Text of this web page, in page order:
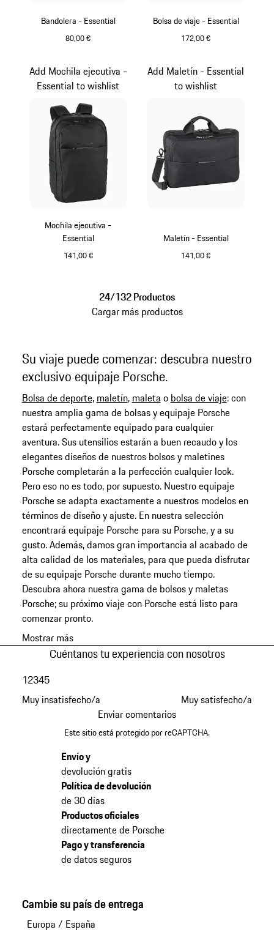
Bandolera - Essential
80,00 €
Bolsa de viaje - Essential
172,00 €
Mochila ejecutiva -
Essential
141,00 €
Add Mochila ejecutiva -
Essential to wishlist
Maletín - Essential
141,00 €
Add Maletín - Essential
to wishlist
24/132 Productos
Cargar más productos
Su viaje puede comenzar: descubra nuestro
exclusivo equipaje Porsche.
Bolsa de deporte, maletín, maleta o bolsa de viaje: con
nuestra amplia gama de bolsas y equipaje Porsche
estará perfectamente equipado para cualquier
aventura. Sus utensilios estarán a buen recaudo y los
elegantes diseños de nuestros bolsos y maletines
Porsche completarán a la perfección cualquier look.
Pero eso no es todo, por supuesto. Nuestro equipaje
Porsche se adapta exactamente a nuestros modelos en
términos de diseño y ajuste. En nuestra selección
encontrará equipaje Porsche para su Porsche, y a su
gusto. Además, damos gran importancia al acabado de
alta calidad de los materiales, para que pueda disfrutar
de su equipaje Porsche durante mucho tiempo.
Descubra ahora nuestra gama de bolsos y maletas
Porsche; su próximo viaje con Porsche está listo para
comenzar pronto.
Mostrar más
Cuéntanos tu experiencia con nosotros
Muy insatisfecho/a
12345
Muy satisfecho/a
Enviar comentarios
Este sitio está protegido por reCAPTCHA.
Envío y
devolución gratis
Política de devolución
de 30 días
Productos oficiales
directamente de Porsche
Pago y transferencia
de datos seguros
Cambie su país de entrega
Europa / España